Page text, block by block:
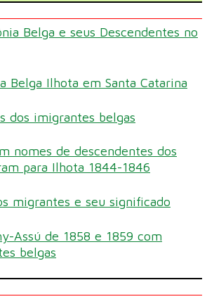
Belga e seus Descendentes no
Belga Ilhota em Santa Catarina
dos imigrantes belgas
nomes de descendentes dos
para Ilhota 1844-1846
migrantes e seu significado
Assú de 1858 e 1859 com
belgas